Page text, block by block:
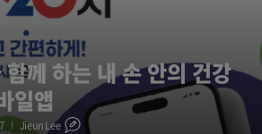
께 하는 내 손 안의 건강
일앱
Jieun Lee